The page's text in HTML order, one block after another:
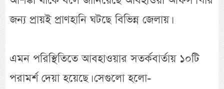
জন্য প্রায়ই প্রাণহানি ঘটছে বিভিন্ন জেলায়।
এমন পরিস্থিতিতে আবহাওয়ার সতর্কবার্তায় ১০টি
পরামর্শ দেয়া হয়েছে। সেগুলো হলো-